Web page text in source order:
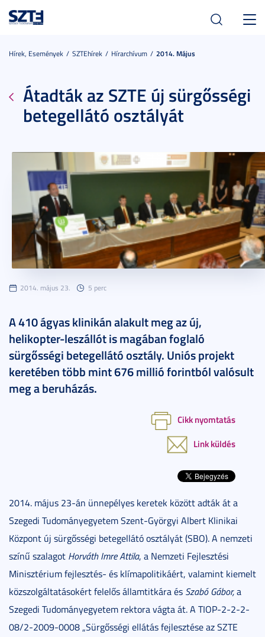
Hírek, Események SZTEhírek Hírarchívum 2014. Május
Átadták az SZTE új sürgősségi
betegellátó osztályát
2014. május 23. 5 perc
A 410 ágyas klinikán alakult meg az új,
helikopter-leszállót is magában foglaló
sürgősségi betegellátó osztály. Uniós projekt
keretében több mint 676 millió forintból valósult
meg a beruházás.
Cikk nyomtatás
Link küldés
2014. május 23-án ünnepélyes keretek között adták át a
Szegedi Tudományegyetem Szent-Györgyi Albert Klinikai
Központ új sürgősségi betegellátó osztályát (SBO). A nemzeti
színű szalagot Horváth Imre Attila, a Nemzeti Fejlesztési
Minisztérium fejlesztés- és klímapolitikáért, valamint kiemelt
közszolgáltatásokért felelős államtitkára és Szabó Gábor,a
Szegedi Tudományegyetem rektora vágta át. A TIOP-2-2-2-
08/2-2009-0008 „Sürgősségi ellátás fejlesztése az SZTE